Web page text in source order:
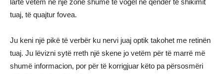
lartë vetëm në një zonë shumë të vogël në qendër të shikimit
tuaj, të quajtur fovea.
Ju keni një pikë të verbër ku nervi juaj optik takohet me retinën
tuaj. Ju lëvizni sytë rreth një skene jo vetëm për të marrë më
shumë informacion, por për të korrigjuar këto pa përsosmëri